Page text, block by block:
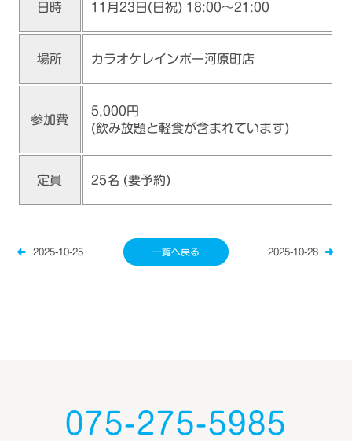
日時 11月23日(日祝) 18:00～21:00
場所 カラオケレインボー河原町店
参加費
5,000円
(飲み放題と軽食が含まれています)
定員 25名 (要予約)
2025-10-25 一覧へ戻る 2025-10-28
075-275-5985